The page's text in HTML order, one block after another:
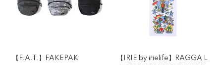
【F.A.T.】FAKEPAK
【IRIE by irielife】RAGGA L